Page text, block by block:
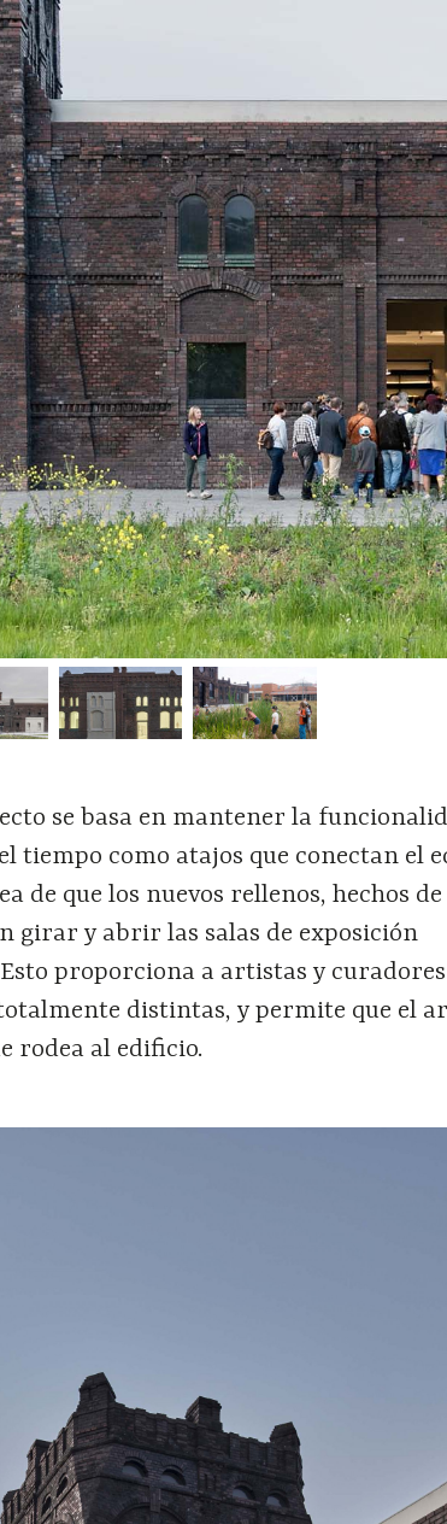
se basa en mantener la
tiempo como atajos que conectan el
de que los nuevos rellenos, hechos
girar y abrir las salas de exposición
proporciona a artistas y curadores
distintas, y permite que el
rodea al edificio.